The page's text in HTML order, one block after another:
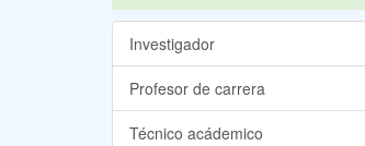
Investigador
Profesor de carrera
Técnico acádemico